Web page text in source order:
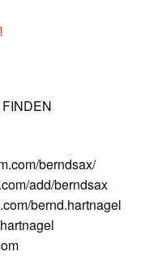
berndsax/
add/berndsax
bernd.hartnagel